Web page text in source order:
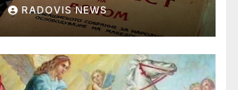
RADOVIS NEWS